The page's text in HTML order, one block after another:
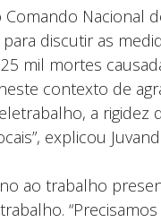
Nacional
discutir as
mil mortes
contexto de
a rigidez
explicou
ao trabalho